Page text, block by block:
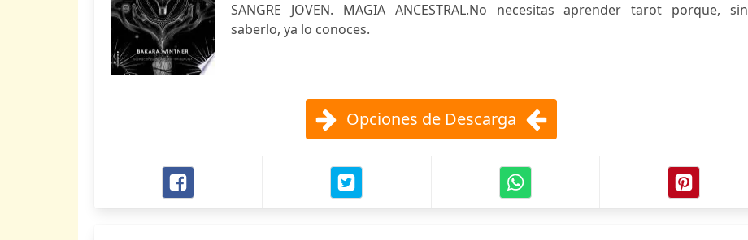
SANGRE JOVEN. MAGIA ANCESTRAL.No necesitas aprender tarot porque, sin
saberlo, ya lo conoces.
Opciones de Descarga